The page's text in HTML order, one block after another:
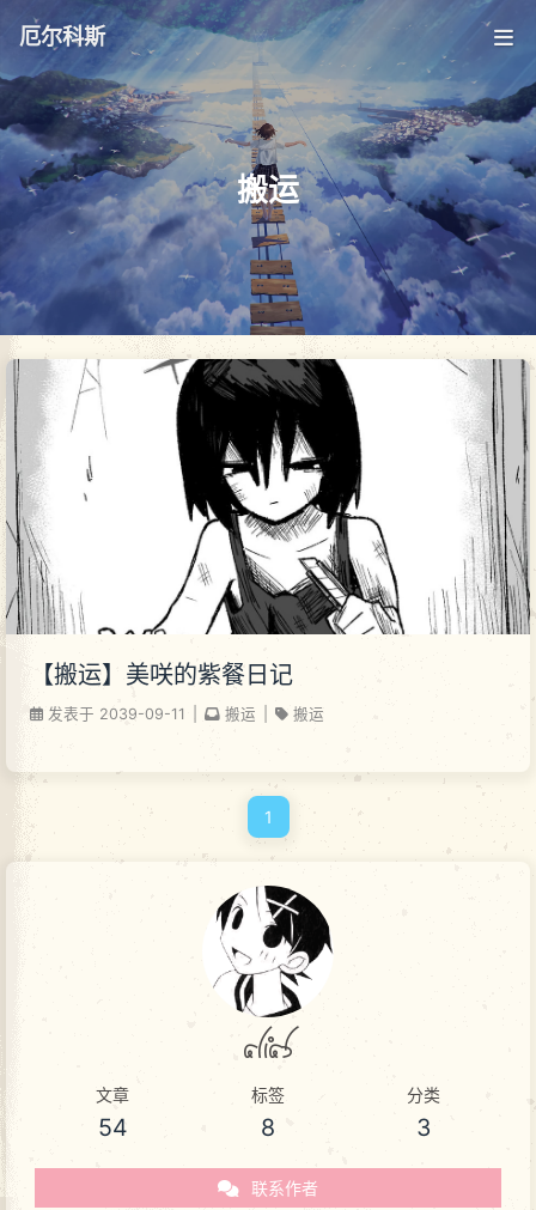
厄尔科斯
搬运
【搬运】美咲的紫餐日记
发表于 2039-09-11 搬运 搬运
1
akas
文章
54
标签
8
分类
3
联系作者